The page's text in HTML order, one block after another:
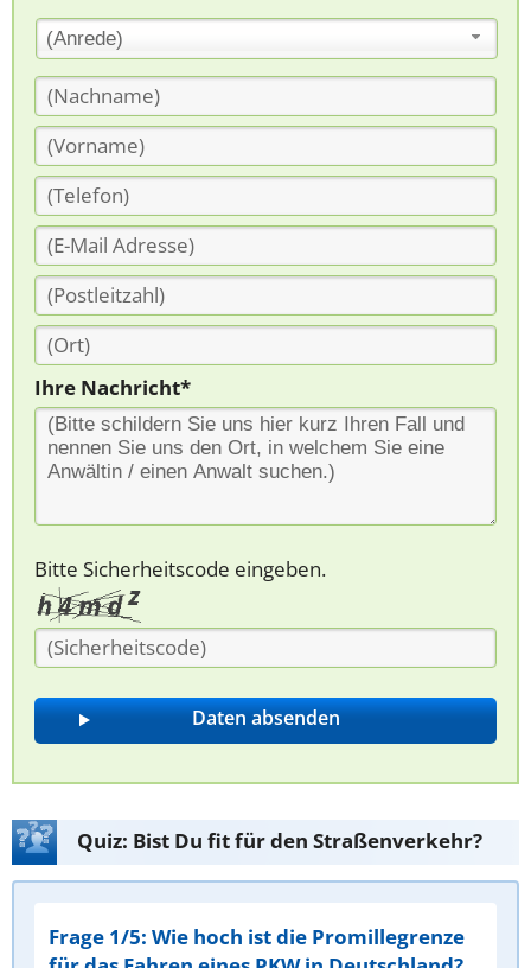
(Anrede)
Ihre Nachricht*
Bitte Sicherheitscode eingeben.
Quiz: Bist Du fit für den Straßenverkehr?
Frage 1/5: Wie hoch ist die Promillegrenze